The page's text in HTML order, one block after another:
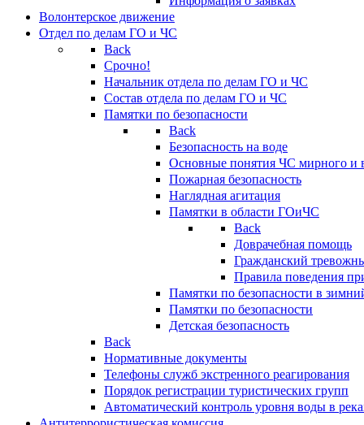
Волонтерское движение
Отдел по делам ГО и ЧС
Back
Срочно!
Начальник отдела по делам ГО и ЧС
Состав отдела по делам ГО и ЧС
Памятки по безопасности
Back
Безопасность на воде
Основные понятия ЧС мирного и
Пожарная безопасность
Наглядная агитация
Памятки в области ГОиЧС
Back
Доврачебная помощь
Гражданский
Правила поведения
Памятки по безопасности в
Памятки по безопасности
Детская безопасность
Back
Нормативные документы
Телефоны служб экстренного реагирования
Порядок регистрации туристических групп
Автоматический контроль уровня воды в